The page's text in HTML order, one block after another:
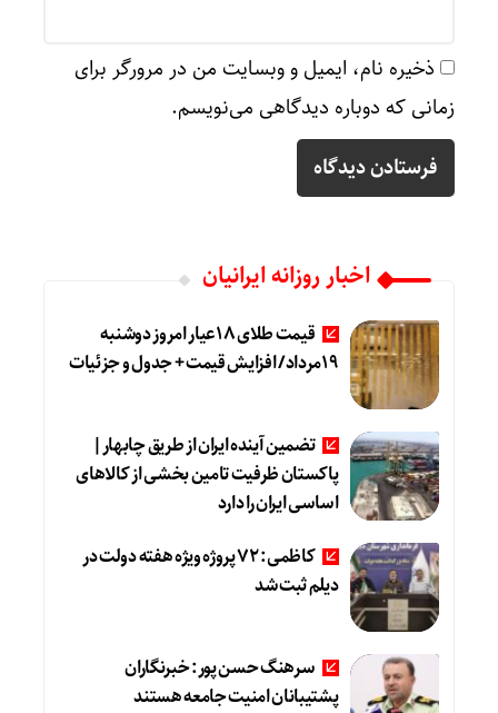
ذخیره نام، ایمیل و وبسایت من در مرورگر برای
زمانی که دوباره دیدگاهی می‌نویسم.
اخبار روزانه ایرانیان
قیمت طلای 18عیار امروز دوشنبه
19مرداد/ افزایش قیمت + جدول و جزئیات
تضمین آینده ایران از طریق چابهار|
پاکستان ظرفیت تامین بخشی از کالاهای
اساسی ایران را دارد
کاظمی: ۷۲ پروژه ویژه هفته دولت در
دیلم ثبت شد
سرهنگ حسن پور: خبرنگاران
پشتیبانان امنیت جامعه هستند